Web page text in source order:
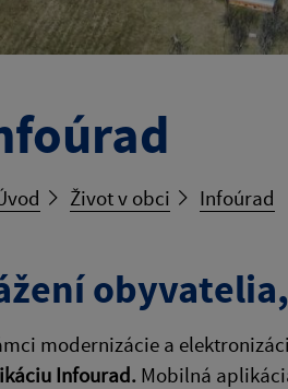
Život v obci Infoúrad
obyvatelia,
modernizácie a
Infourad. Mobilná